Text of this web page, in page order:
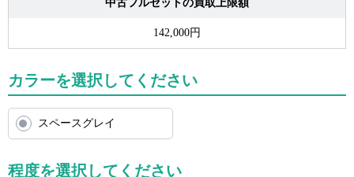
中古フルセットの買取上限額
142,000円
カラーを選択してください
スペースグレイ
程度を選択してください